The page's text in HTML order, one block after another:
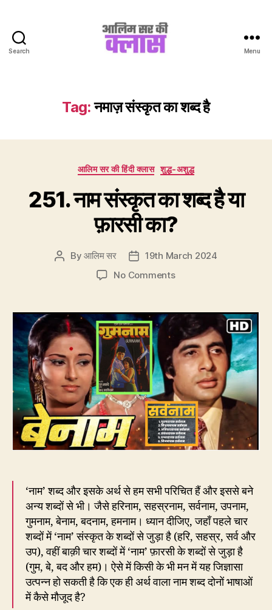
Search
Class
Menu
Tag: नमाज़ संस्कृत का शब्द है
Categories
आलिम सर की हिंदी क्लास शुद्ध-अशुद्ध
251. नाम संस्कृत का शब्द है या
फ़ारसी का?
PostByआलिम सर
Post
date
19th March 2024
No Commentson
संस्कृत
का
शब्द
है
या
फ़ारसी
का?
‘नाम’ शब्द और इसके अर्थ से हम सभी परिचित हैं और इससे बने
अन्य शब्दों से भी। जैसे हरिनाम, सहस्रनाम, सर्वनाम, उपनाम,
गुमनाम, बेनाम, बदनाम, हमनाम। ध्यान दीजिए, जहाँ पहले चार
शब्दों में ‘नाम’ संस्कृत के शब्दों से जुड़ा है (हरि, सहस्र, सर्व और
उप), वहीं बाक़ी चार शब्दों में ‘नाम’ फ़ारसी के शब्दों से जुड़ा है
(गुम, बे, बद और हम)। ऐसे में किसी के भी मन में यह जिज्ञासा
उत्पन्न हो सकती है कि एक ही अर्थ वाला नाम शब्द दोनों भाषाओं
में कैसे मौजूद है?